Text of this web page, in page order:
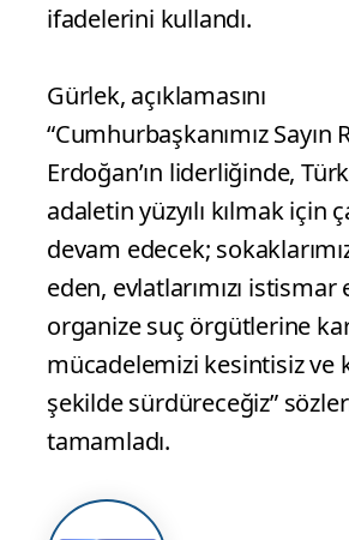
ifadelerini kullandı.
Gürlek, açıklamasını
“Cumhurbaşkanımız Sayın
Erdoğan’ın liderliğinde,
adaletin yüzyılı kılmak için
devam edecek;
eden, evlatlarımızı istismar
organize suç örgütlerine
mücadelemizi kesintisiz ve
şekilde sürdüreceğiz”
tamamladı.